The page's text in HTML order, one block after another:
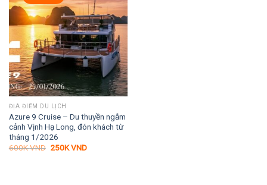
ĐỊA ĐIỂM DU LỊCH
Azure 9 Cruise – Du thuyền ngắm
cảnh Vịnh Hạ Long, đón khách từ
tháng 1/2026
600KVND Giá
250KVNDGiá